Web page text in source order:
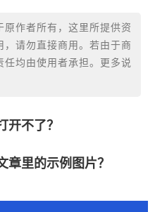
原作者所有，这里所提供资
，请勿直接商用。若由于商
任均由使用者承担。更多说
开不了？
章里的示例图片？